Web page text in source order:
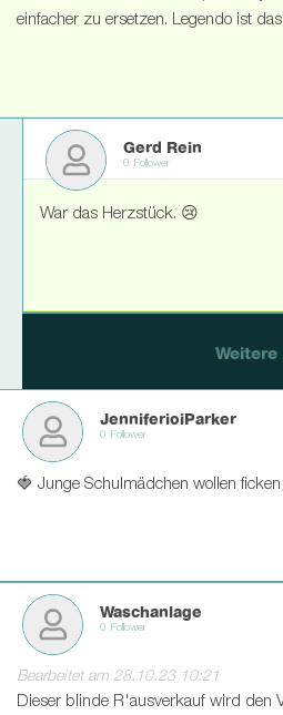
einfacher zu ersetzen. Legendo ist
Gerd Rein
0 Follower
War das Herzstück. 😢
Weitere
JenniferioiParker
0 Follower
🍓 Junge Schulmädchen wollen
Waschanlage
0 Follower
Bearbeitet am 28.10.23 10:21
Dieser blinde R'ausverkauf wird den